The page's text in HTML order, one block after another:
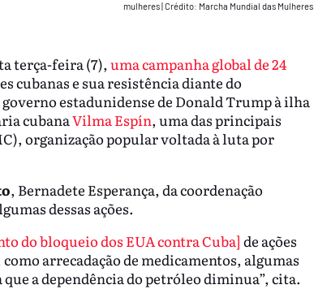
mulheres Crédito: Marcha Mundial das Mulheres
terça-feira (7), uma campanha global de 24
cubanas e sua resistência diante do
estadunidense de Donald Trump à ilha
cubanaVilma Espín, uma das principais
organização popular voltada à luta por
, Bernadete Esperança, da coordenação
dessas ações.
do bloqueio dos EUA contra Cuba] de ações
arrecadação de medicamentos, algumas
a dependência do petróleo diminua”, cita.